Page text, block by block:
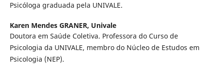
Psicóloga graduada pela UNIVALE.
Karen Mendes GRANER, Univale
Doutora em Saúde Coletiva. Professora do Curso de
Psicologia da UNIVALE, membro do Núcleo de Estudos em
Psicologia (NEP).